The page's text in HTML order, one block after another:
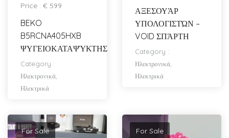
Price : € 599
BEKO
B5RCNA405HXB
ΨΥΓΕΙΟΚΑΤΑΨΎΚΤΗΣ
Category :
Ηλεκτρονικά,
Ηλεκτρικά
ΑΞΕΣΟΥΆΡ
ΥΠΟΛΟΓΙΣΤΏΝ –
VOID ΣΠΆΡΤΗ
Category :
Ηλεκτρονικά,
Ηλεκτρικά
For Sale For Sale